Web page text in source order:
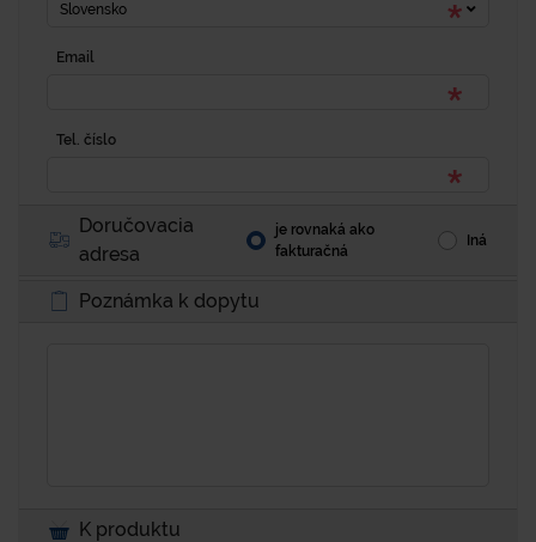
Slovensko
Email
Tel. číslo
Doručovacia
adresa
je rovnaká ako
fakturačná
Iná
Poznámka k dopytu
K produktu